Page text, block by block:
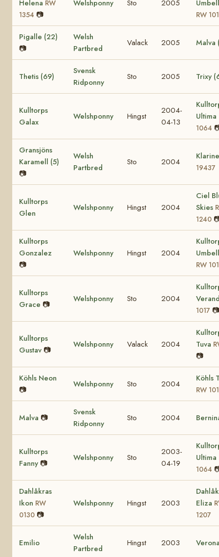
Helena RW
1354 📷
Welshponny Sto 2005
RW
Pigalle (22)
📷
Welsh
Partbred
Valack 2005 Malva
Thetis (69)
Svensk
Ridponny
Sto 2005 Trixy
Kulltorps
Galax
Welshponny Hingst
2004-
04-13
Ultima
1064
Gransjöns
Karamell (5)
📷
Welsh
Partbred
Sto 2004
19437
Kulltorps
Glen
Welshponny Hingst 2004
Ciel
Skies
1240
Kulltorps
Gonzalez
📷
Welshponny Hingst 2004
RW
Kulltorps
Grace 📷
Welshponny Sto 2004
1017 📷
Kulltorps
Gustav 📷
Welshponny Valack 2004
Tuva
📷
Köhls Neon
📷
Welshponny Sto 2004
Köhls
RW
Malva 📷
Svensk
Ridponny
Sto 2004
Kulltorps
Fanny 📷
Welshponny Sto
2003-
04-19
Ultima
1064
Dahlåkras
Ikon RW
0130 📷
Welshponny Hingst 2003
Eliza
1207
Emilio
Welsh
Partbred
Hingst 2003